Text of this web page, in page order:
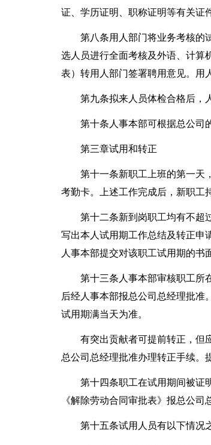
证、学历证明、职称证明等有关证
第八条用人部门将业务考核的
选人员进行全面考核及外语、计算
表）转用人部门签署聘用意见。用
第九条拟来人员体检合格后，
第十条人事本部可根据总公司
第三章试用和转正
第十一条新职工上班的第一天
考勤卡。上述工作完成后，新职工
第十二条新到岗职工均有不超
写出本人试用期工作总结及转正申
人事本部提交对该职工试用期的书
第十三条人事本部审核职工所
后经人事本部报总公司总经理批准
试用期满当天为准。
有突出贡献者可提前转正，但
总公司总经理批准办理转正手续。
第十四条职工在试用期间被证
《解除劳动合同审批表》报总公司
第十五条试用人员有以下情况